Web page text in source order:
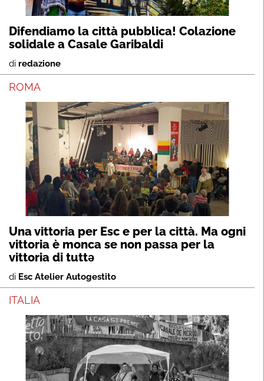
Difendiamo la città pubblica! Colazione
solidale a Casale Garibaldi
di redazione
ROMA
Una vittoria per Esc e per la città. Ma ogni
vittoria è monca se non passa per la
vittoria di tuttə
di Esc Atelier Autogestito
ITALIA